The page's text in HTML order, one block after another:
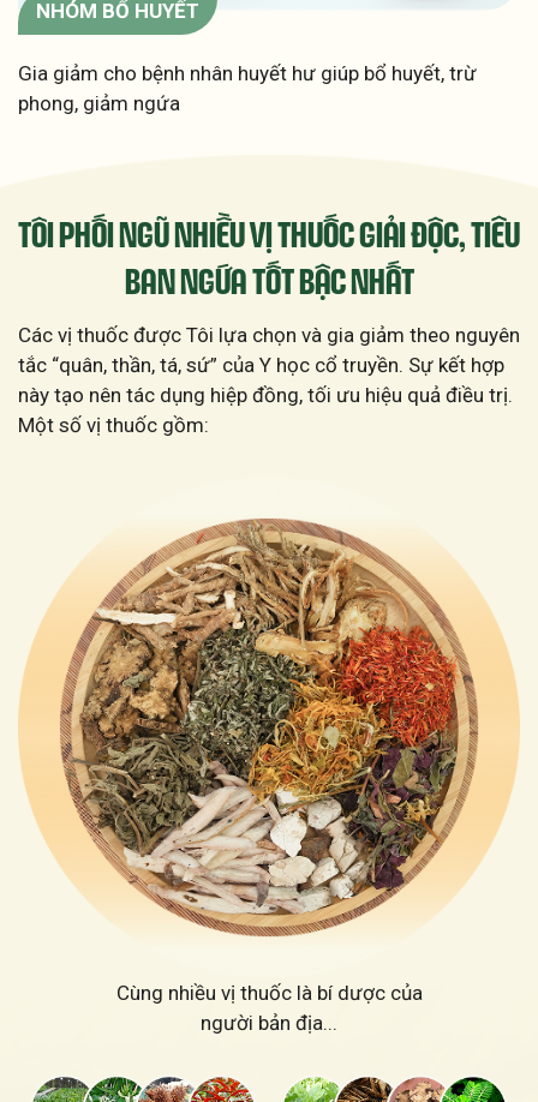
NHÓM BỔ HUYẾT
Gia giảm cho bệnh nhân huyết hư giúp bổ huyết, trừ
phong, giảm ngứa
TÔI PHỐI NGŨ NHIỀU VỊ THUỐC GIẢI ĐỘC,TIÊU
BAN NGỨA TỐT BẬC NHẤT
Các vị thuốc được Tôi lựa chọn và gia giảm theo nguyên
tắc “quân, thần, tá, sứ” của Y học cổ truyền. Sự kết hợp
này tạo nên tác dụng hiệp đồng, tối ưu hiệu quả điều trị.
Một số vị thuốc gồm:
Cùng nhiều vị thuốc là bí dược của
người bản địa...